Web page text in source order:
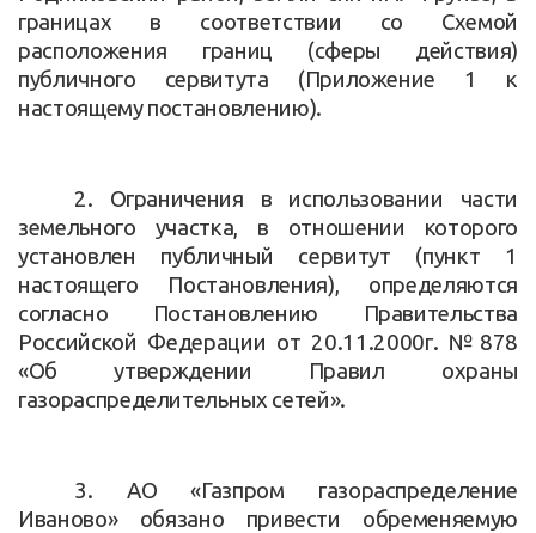
границах в соответствии со Схемой
расположения границ (сферы действия)
публичного сервитута (Приложение 1 к
настоящему постановлению).
2. Ограничения в использовании части
земельного участка, в отношении которого
установлен публичный сервитут (пункт 1
настоящего Постановления), определяются
согласно Постановлению Правительства
Российской Федерации от 20.11.2000г. №878
«Об утверждении Правил охраны
газораспределительных сетей».
3. АО «Газпром газораспределение
Иваново» обязано привести обременяемую